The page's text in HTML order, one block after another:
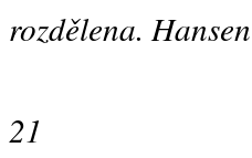
rozdělena.
21